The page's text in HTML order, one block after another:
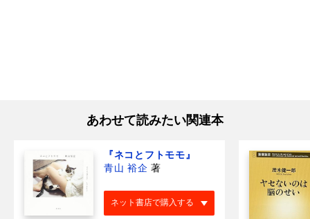
あわせて読みたい関連本
『ネコとフトモモ』
青山 裕企 著
ネット書店で購入する